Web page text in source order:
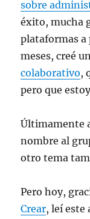
sobre
éxito, mucha
plataformas a
meses, creé
colaborativo,
pero que
Últimamente
nombre al
otro tema
Pero hoy,
Crear, leí